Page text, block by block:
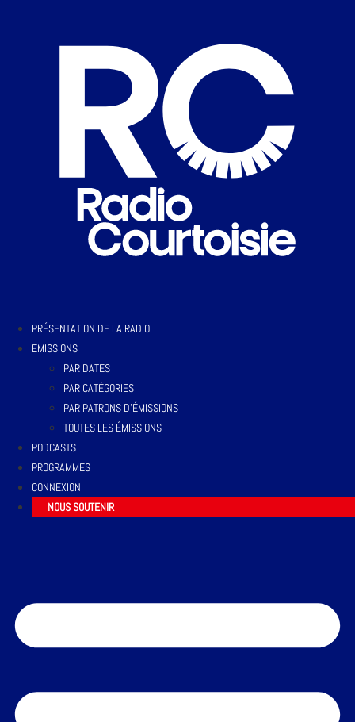
PRÉSENTATION DE LA RADIO
EMISSIONS
PAR DATES
PAR CATÉGORIES
PAR PATRONS D’ÉMISSIONS
TOUTES LES ÉMISSIONS
PODCASTS
PROGRAMMES
CONNEXION
NOUS SOUTENIR